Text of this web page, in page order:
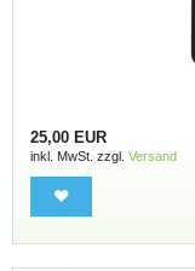
25,00 EUR
inkl. MwSt. zzgl. Versand